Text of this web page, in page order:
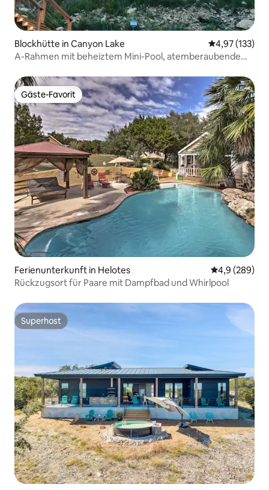
Blockhütte in Canyon Lake
4,97 (133)
A-Rahmen mit beheiztem Mini-Pool, atemberaubende
Gäste-Favorit
Gäste-Favorit
Ferienunterkunft in Helotes
4,9 (289)
Rückzugsort für Paare mit Dampfbad und Whirlpool
Superhost
Superhost